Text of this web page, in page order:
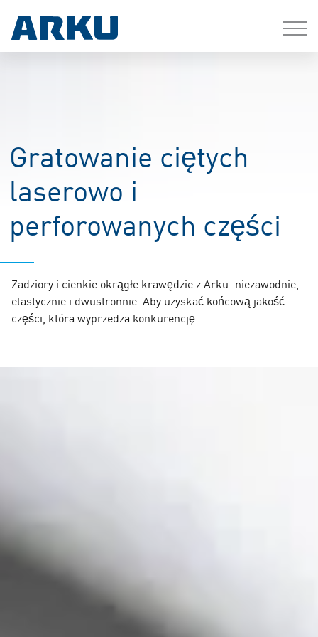
Gratowanie ciętych
laserowo i
perforowanych części
Zadziory i cienkie okrągłe krawędzie z Arku: niezawodnie,
elastycznie i dwustronnie. Aby uzyskać końcową jakość
części, która wyprzedza konkurencję.